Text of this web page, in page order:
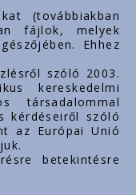
(továbbiakban
fájlok, melyek
Ehhez
szóló 2003.
kereskedelmi
társadalommal
kérdéseiről szóló
az Európai Unió
betekintésre